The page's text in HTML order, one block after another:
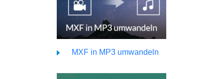
MXF in MP3 umwandeln